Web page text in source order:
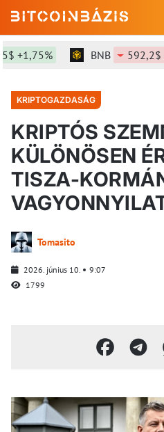
BNB 592,2$ -
KRIPTOGAZDASÁG
KRIPTÓS
KÜLÖNÖSEN
TISZA-
Tomasito
2026. június 10.
9:07
1799